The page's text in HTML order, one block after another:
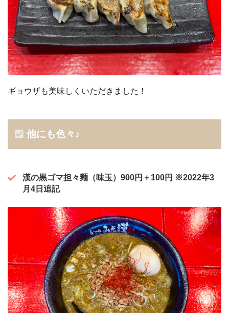
ギョウザも美味しくいただきました！
他にも色々♪
漢の黒ゴマ担々麺（味玉）900円＋100円 ※2022年3
月4日追記